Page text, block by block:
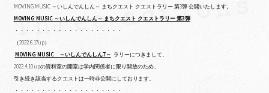
MOVING MUSIC ～いしんでんしん～ まちクエスト クエストラリー 第3弾 公開いたします。
MOVING MUSIC ～いしんでんしん～ まちクエスト クエストラリー 第3弾
・・・・・・・・・・・・・・・・・・・・
（2022.6.17up）
MOVING MUSIC ～いしんでんしん7～ ラリーにつきまして、
2022.4.10 upの資料室の開室は学内関係者に限り開放のため、
引き続き該当するクエストは一時非公開にしております。
・・・・・・・・・・・・・・・・・・・・